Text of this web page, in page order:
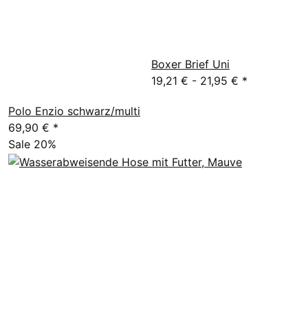
Polo Enzio schwarz/multi
69,90 € *
Boxer Brief Uni
19,21 € - 21,95 € *
Sale 20%